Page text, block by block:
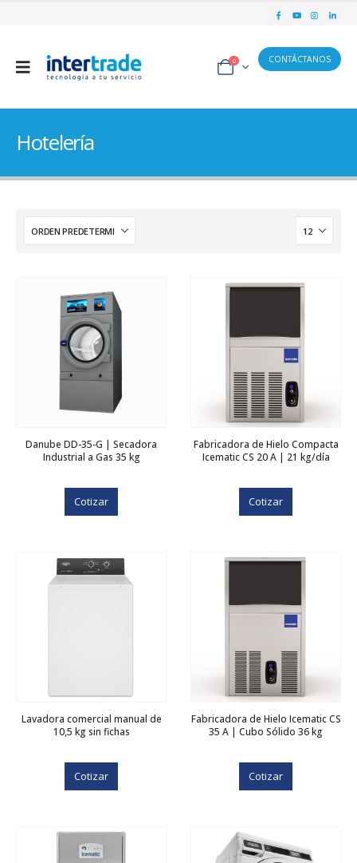
0 CONTÁCTANOS
Hotelería
Danube DD-35-G | Secadora
Industrial a Gas 35 kg
Cotizar
Fabricadora de Hielo Compacta
Icematic CS 20 A | 21 kg/día
Cotizar
Lavadora comercial manual de
10,5 kg sin fichas
Cotizar
Fabricadora de Hielo Icematic CS
35 A | Cubo Sólido 36 kg
Cotizar